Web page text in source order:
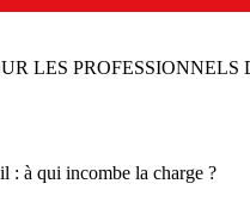
LES
: à qui incombe la charge ?